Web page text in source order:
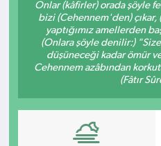
Onlar (kâfirler) orada şöyle
bizi (Cehennem'den)
yaptığımız amellerden
(Onlara şöyle denilir:)
düşüneceği kadar ömür
Cehennem azâbından
(Fâtır
Kültür - Sanat
Yaşam